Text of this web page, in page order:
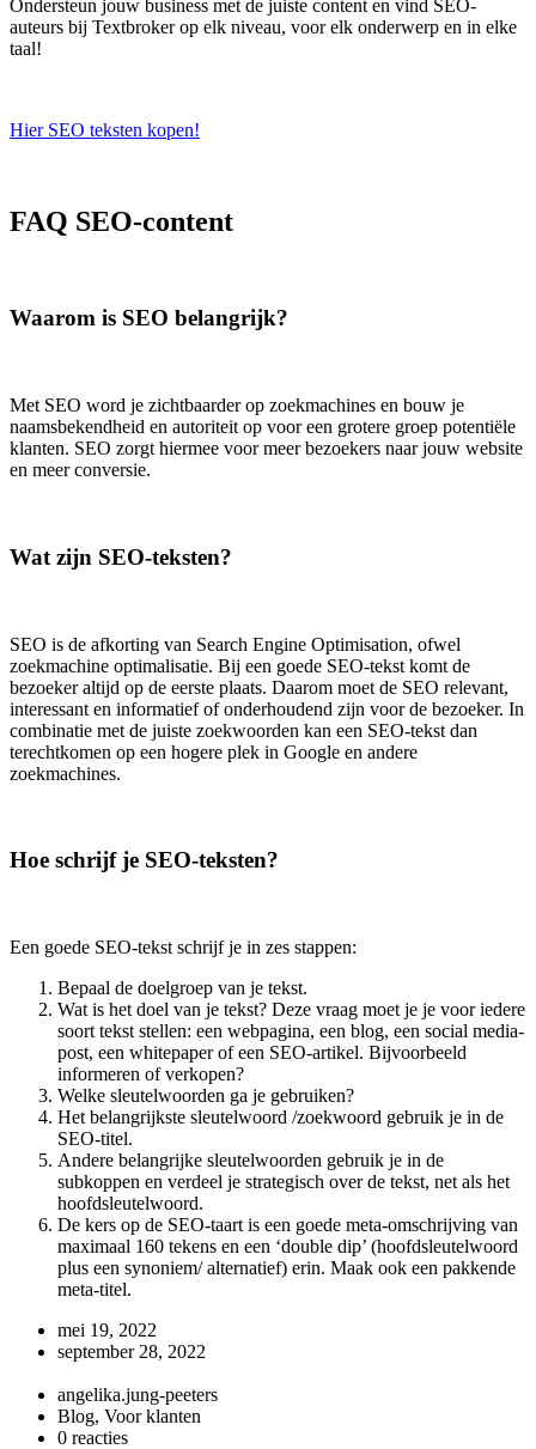
Ondersteun jouw business met de juiste content en vind SEO-
auteurs bij Textbroker op elk niveau, voor elk onderwerp en in elke
taal!
Hier SEO teksten kopen!
FAQ SEO-content
Waarom is SEO belangrijk?
Met SEO word je zichtbaarder op zoekmachines en bouw je
naamsbekendheid en autoriteit op voor een grotere groep potentiële
klanten. SEO zorgt hiermee voor meer bezoekers naar jouw website
en meer conversie.
Wat zijn SEO-teksten?
SEO is de afkorting van Search Engine Optimisation, ofwel
zoekmachine optimalisatie. Bij een goede SEO-tekst komt de
bezoeker altijd op de eerste plaats. Daarom moet de SEO relevant,
interessant en informatief of onderhoudend zijn voor de bezoeker. In
combinatie met de juiste zoekwoorden kan een SEO-tekst dan
terechtkomen op een hogere plek in Google en andere
zoekmachines.
Hoe schrijf je SEO-teksten?
Een goede SEO-tekst schrijf je in zes stappen:
Bepaal de doelgroep van je tekst.
Wat is het doel van je tekst? Deze vraag moet je je voor iedere
soort tekst stellen: een webpagina, een blog, een social media-
post, een whitepaper of een SEO-artikel. Bijvoorbeeld
informeren of verkopen?
Welke sleutelwoorden ga je gebruiken?
Het belangrijkste sleutelwoord /zoekwoord gebruik je in de
SEO-titel.
Andere belangrijke sleutelwoorden gebruik je in de
subkoppen en verdeel je strategisch over de tekst, net als het
hoofdsleutelwoord.
De kers op de SEO-taart is een goede meta-omschrijving van
maximaal 160 tekens en een ‘double dip’ (hoofdsleutelwoord
plus een synoniem/ alternatief) erin. Maak ook een pakkende
meta-titel.
mei 19, 2022
september 28, 2022
angelika.jung-peeters
Blog, Voor klanten
0 reacties